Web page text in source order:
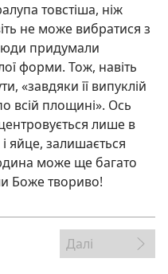
товстіша, ніж
не може вибратися з
придумали
форми. Тож, навіть
«завдяки її випуклій
всій площині». Ось
лише в
яйце, залишається
може ще багато
Боже твориво!
Далі